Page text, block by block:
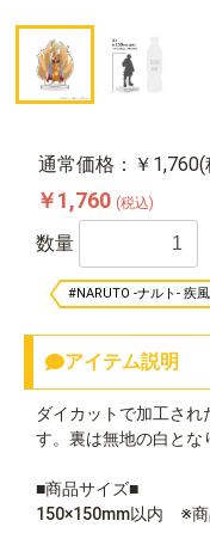
通常価格：￥1,760(
￥1,760 (税込)
数量
#NARUTO -ナルト- 疾
アイテム説明
ダイカットで加工さ
す。裏は無地の白とな
■商品サイズ■
150×150mm以内 ※商